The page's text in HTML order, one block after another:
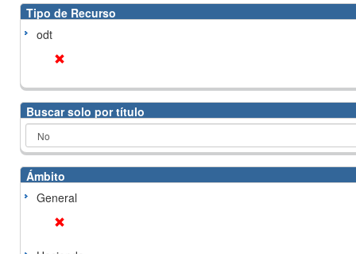
Tipo de Recurso
odt
Buscar solo por título
Ámbito
General